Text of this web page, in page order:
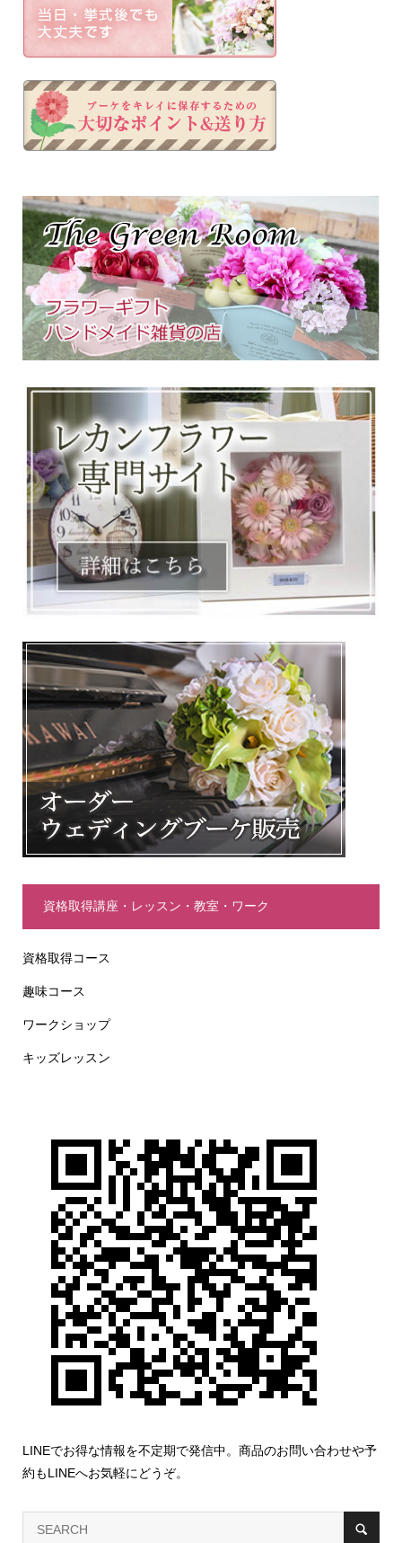
資格取得講座・レッスン・教室・ワーク
資格取得コース
趣味コース
ワークショップ
キッズレッスン
LINEでお得な情報を不定期で発信中。商品のお問い合わせや予
約もLINEへお気軽にどうぞ。